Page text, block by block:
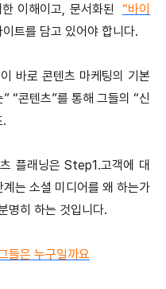
이해이고, 문서화된
“바이
트를 담고 있어야 합니다.
바로 콘텐츠 마케팅의 기본
“콘텐츠”를 통해 그들의 “신
.
플래닝은 Step1.고객에 대
는 소셜 미디어를 왜 하는가
명히 하는 것입니다.
들은 누구일까요